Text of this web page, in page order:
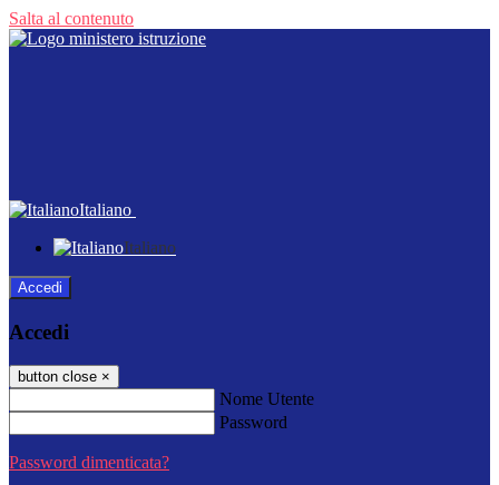
Salta al contenuto
Italiano
Italiano
Accedi
Accedi
button close ×
Nome Utente
Password
Password dimenticata?